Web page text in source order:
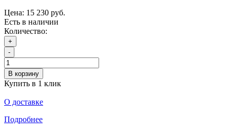
Цена: 15 230 руб.
Есть в наличии
Количество:
+
-
В корзину
Купить в 1 клик
О доставке
Подробнее